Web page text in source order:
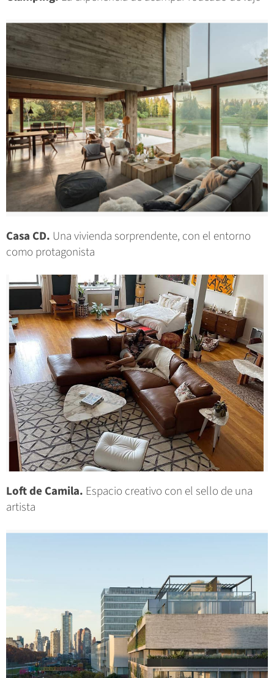
Casa CD. Una vivienda sorprendente, con el entorno
como protagonista
Loft de Camila. Espacio creativo con el sello de una
artista